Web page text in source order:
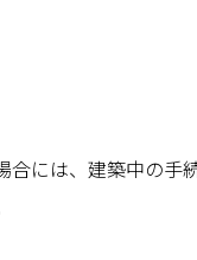
には、建築中の